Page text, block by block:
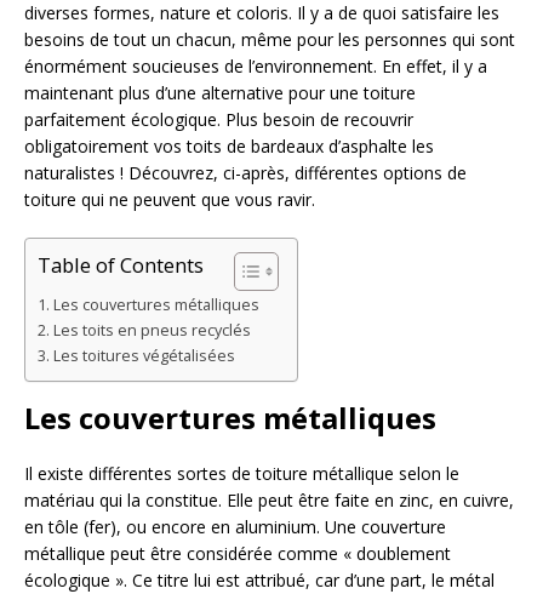
diverses formes, nature et coloris. Il y a de quoi satisfaire les
besoins de tout un chacun, même pour les personnes qui sont
énormément soucieuses de l’environnement. En effet, il y a
maintenant plus d’une alternative pour une toiture
parfaitement écologique. Plus besoin de recouvrir
obligatoirement vos toits de bardeaux d’asphalte les
naturalistes ! Découvrez, ci-après, différentes options de
toiture qui ne peuvent que vous ravir.
Table of Contents
Les couvertures métalliques
Les toits en pneus recyclés
Les toitures végétalisées
Les couvertures métalliques
Il existe différentes sortes de toiture métallique selon le
matériau qui la constitue. Elle peut être faite en zinc, en cuivre,
en tôle (fer), ou encore en aluminium. Une couverture
métallique peut être considérée comme « doublement
écologique ». Ce titre lui est attribué, car d’une part, le métal